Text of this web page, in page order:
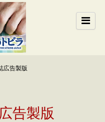
広告製版
告製版